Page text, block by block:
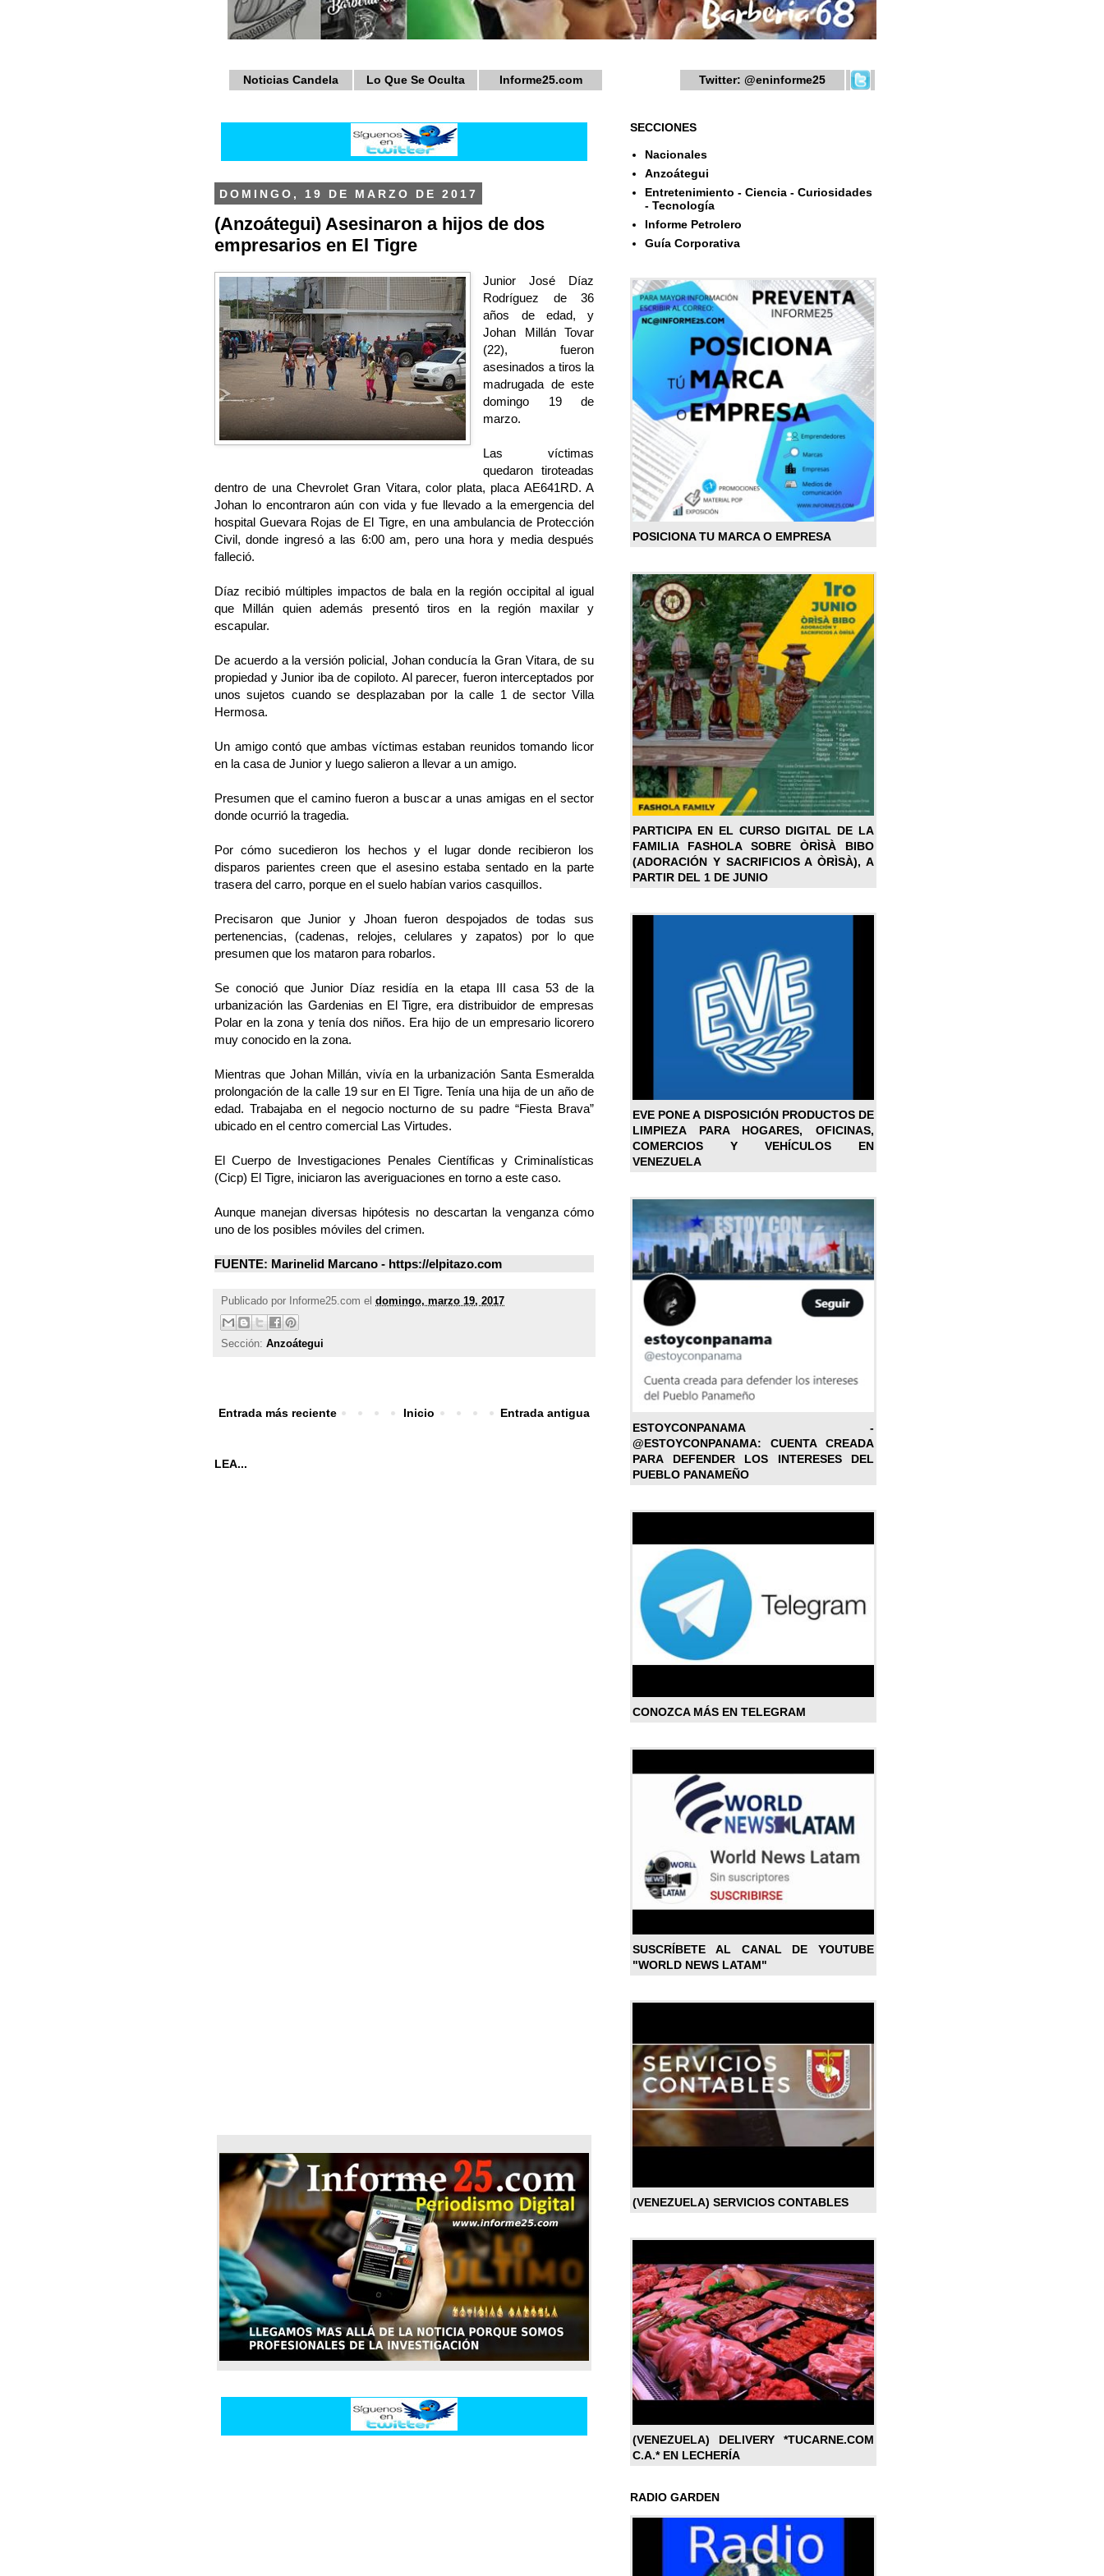
Noticias Candela Lo Que Se Oculta Informe25.com Twitter: @eninforme25
DOMINGO, 19 DE MARZO DE 2017
(Anzoátegui) Asesinaron a hijos de dos
empresarios en El Tigre
Junior José Díaz
Rodríguez de 36
años de edad, y
Johan Millán Tovar
(22), fueron
asesinados a tiros la
madrugada de este
domingo 19 de
marzo.
Las víctimas
quedaron tiroteadas
dentro de una Chevrolet Gran Vitara, color plata, placa AE641RD. A
Johan lo encontraron aún con vida y fue llevado a la emergencia del
hospital Guevara Rojas de El Tigre, en una ambulancia de Protección
Civil, donde ingresó a las 6:00 am, pero una hora y media después
falleció.
Díaz recibió múltiples impactos de bala en la región occipital al igual
que Millán quien además presentó tiros en la región maxilar y
escapular.
De acuerdo a la versión policial, Johan conducía la Gran Vitara, de su
propiedad y Junior iba de copiloto. Al parecer, fueron interceptados por
unos sujetos cuando se desplazaban por la calle 1 de sector Villa
Hermosa.
Un amigo contó que ambas víctimas estaban reunidos tomando licor
en la casa de Junior y luego salieron a llevar a un amigo.
Presumen que el camino fueron a buscar a unas amigas en el sector
donde ocurrió la tragedia.
Por cómo sucedieron los hechos y el lugar donde recibieron los
disparos parientes creen que el asesino estaba sentado en la parte
trasera del carro, porque en el suelo habían varios casquillos.
Precisaron que Junior y Jhoan fueron despojados de todas sus
pertenencias, (cadenas, relojes, celulares y zapatos) por lo que
presumen que los mataron para robarlos.
Se conoció que Junior Díaz residía en la etapa III casa 53 de la
urbanización las Gardenias en El Tigre, era distribuidor de empresas
Polar en la zona y tenía dos niños. Era hijo de un empresario licorero
muy conocido en la zona.
Mientras que Johan Millán, vivía en la urbanización Santa Esmeralda
prolongación de la calle 19 sur en El Tigre. Tenía una hija de un año de
edad. Trabajaba en el negocio nocturno de su padre “Fiesta Brava”
ubicado en el centro comercial Las Virtudes.
El Cuerpo de Investigaciones Penales Científicas y Criminalísticas
(Cicp) El Tigre, iniciaron las averiguaciones en torno a este caso.
Aunque manejan diversas hipótesis no descartan la venganza cómo
uno de los posibles móviles del crimen.
FUENTE: Marinelid Marcano - https://elpitazo.com
Publicado por Informe25.com el domingo, marzo 19, 2017
Sección: Anzoátegui
Entrada más reciente Entrada antigua
Inicio
LEA...
SECCIONES
Nacionales
Anzoátegui
Entretenimiento - Ciencia - Curiosidades
- Tecnología
Informe Petrolero
Guía Corporativa
POSICIONA TU MARCA O EMPRESA
PARTICIPA EN EL CURSO DIGITAL DE LA
FAMILIA FASHOLA SOBRE ÒRÌSÀ BIBO
(ADORACIÓN Y SACRIFICIOS A ÒRÌSÀ), A
PARTIR DEL 1 DE JUNIO
EVE PONE A DISPOSICIÓN PRODUCTOS DE
LIMPIEZA PARA HOGARES, OFICINAS,
COMERCIOS Y VEHÍCULOS EN
VENEZUELA
ESTOYCONPANAMA -
@ESTOYCONPANAMA: CUENTA CREADA
PARA DEFENDER LOS INTERESES DEL
PUEBLO PANAMEÑO
CONOZCA MÁS EN TELEGRAM
SUSCRÍBETE AL CANAL DE YOUTUBE
"WORLD NEWS LATAM"
(VENEZUELA) SERVICIOS CONTABLES
(VENEZUELA) DELIVERY *TUCARNE.COM
C.A.* EN LECHERÍA
RADIO GARDEN